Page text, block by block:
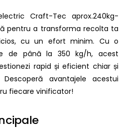
Craft-Tec aprox.240kg-
pentru a transforma recolta ta
cu un efort minim. Cu o
de până la 350 kg/h, acest
rapid și eficient chiar și
avantajele acestui
fiecare vinificator!